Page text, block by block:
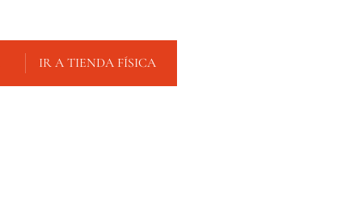
IR A TIENDA FÍSICA